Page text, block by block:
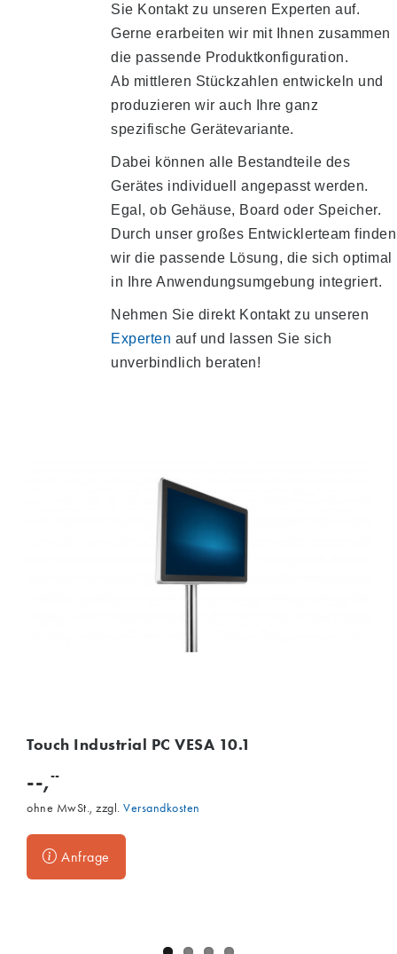
Sie Kontakt zu unseren Experten auf.
Gerne erarbeiten wir mit Ihnen zusammen
die passende Produktkonfiguration.
Ab mittleren Stückzahlen entwickeln und
produzieren wir auch Ihre ganz
spezifische Gerätevariante.
Dabei können alle Bestandteile des
Gerätes individuell angepasst werden.
Egal, ob Gehäuse, Board oder Speicher.
Durch unser großes Entwicklerteam finden
wir die passende Lösung, die sich optimal
in Ihre Anwendungsumgebung integriert.
Nehmen Sie direkt Kontakt zu unseren
Experten auf und lassen Sie sich
unverbindlich beraten!
Touch Industrial PC VESA 10.1
--,--
ohne MwSt., zzgl. Versandkosten
Anfrage